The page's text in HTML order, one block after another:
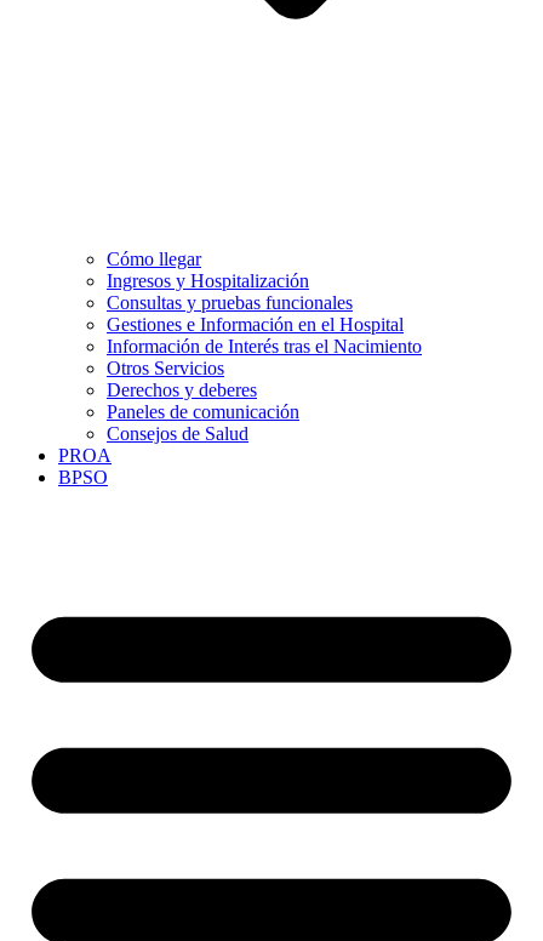
Cómo llegar
Ingresos y Hospitalización
Consultas y pruebas funcionales
Gestiones e Información en el Hospital
Información de Interés tras el Nacimiento
Otros Servicios
Derechos y deberes
Paneles de comunicación
Consejos de Salud
PROA
BPSO